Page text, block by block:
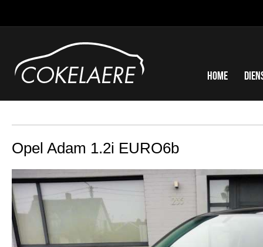
Home
Opel Adam 1.2i EURO6b